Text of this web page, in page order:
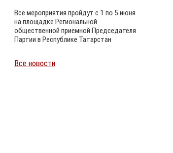
Все мероприятия пройдут с 1 по 5 июня
на площадке Региональной
общественной приёмной Председателя
Партии в Республике Татарстан
Все новости